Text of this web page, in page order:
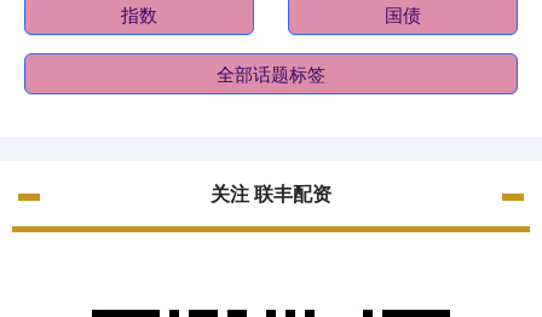
指数 国债
全部话题标签
关注 联丰配资